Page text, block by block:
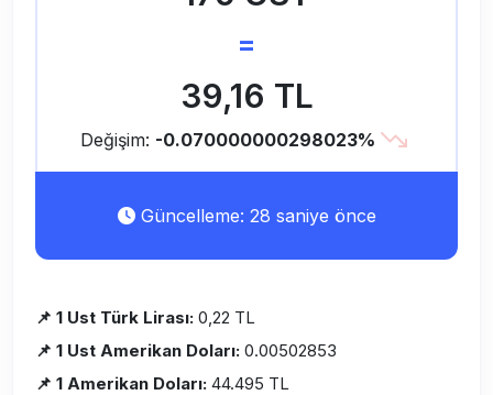
=
39,16 TL
Değişim: -0.070000000298023%
Güncelleme: 28 saniye önce
📌 1 Ust Türk Lirası: 0,22 TL
📌 1 Ust Amerikan Doları: 0.00502853
📌 1 Amerikan Doları: 44.495 TL